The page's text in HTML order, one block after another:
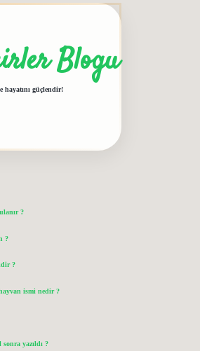
Blogu
hayatını güçlendir!
?
?
?
ismi nedir ?
yazıldı ?